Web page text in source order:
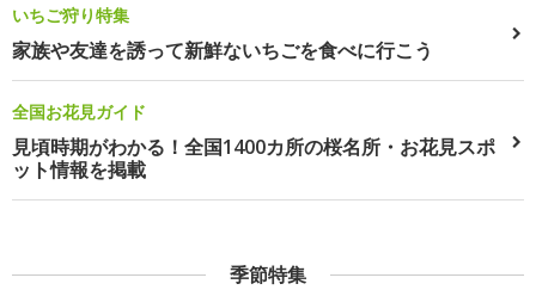
いちご狩り特集
家族や友達を誘って新鮮ないちごを食べに行こう
全国お花見ガイド
見頃時期がわかる！全国1400カ所の桜名所・お花見スポ
ット情報を掲載
季節特集